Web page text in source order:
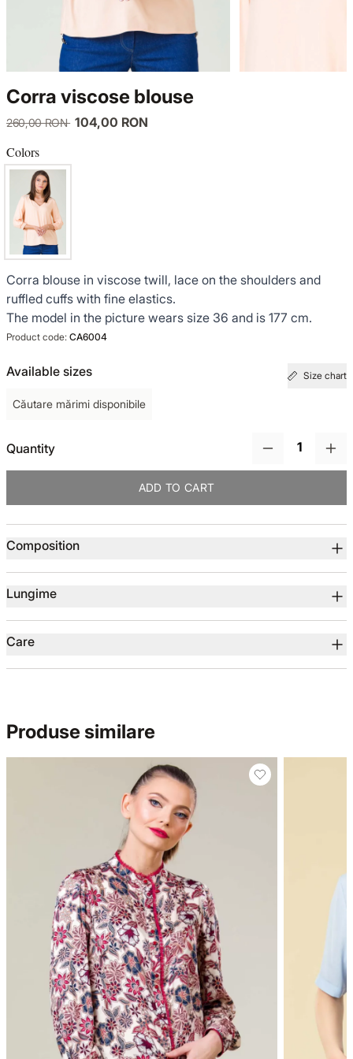
Corra viscose blouse
260,00 RON 104,00 RON
Colors
Corra blouse in viscose twill, lace on the shoulders and
ruffled cuffs with fine elastics.
The model in the picture wears size 36 and is 177 cm.
Product code: CA6004
Available sizes Size chart
Căutare mărimi disponibile
Quantity
ADD TO CART
Composition
Lungime
Care
Produse similare
KNITWEAR
COATS
TINUTE DE OCAZIE
NOUTĂȚI
PRODUSE DIN IN
GARDEROBA DE VACANTA
TOTUL DE LA -50%
JACKETS
VEZI TOATE REDUCERILE
SENSE LIMITED EDITION
BACK TO OFFICE